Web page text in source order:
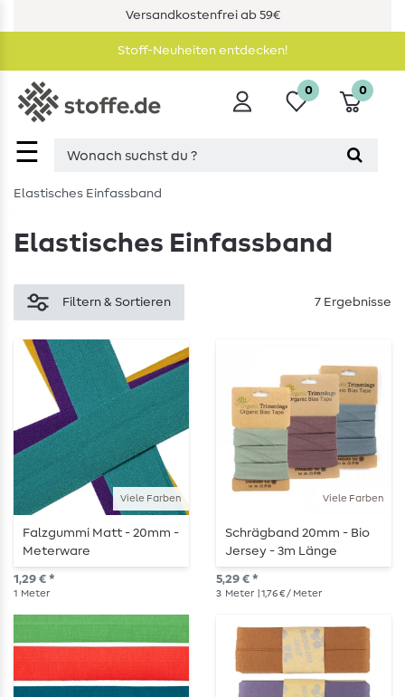
Versandkostenfrei ab 59€
Stoff-Neuheiten entdecken!
☰
0 0
Elastisches Einfassband
Elastisches Einfassband
Filtern & Sortieren 7 Ergebnisse
Viele Farben
Falzgummi Matt - 20mm -
Meterware
1,29 € *
1 Meter
Viele Farben
Schrägband 20mm - Bio
Jersey - 3m Länge
5,29 € *
3 Meter | 1,76 € / Meter